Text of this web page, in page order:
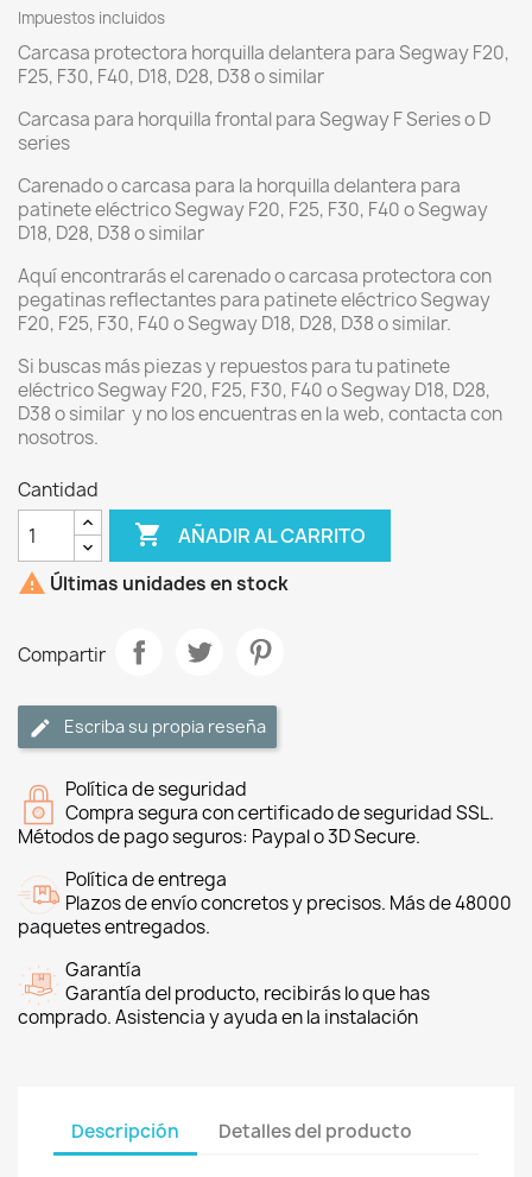
Impuestos incluidos
Carcasa protectora horquilla delantera para Segway F20,
F25, F30, F40, D18, D28, D38 o similar
Carcasa para horquilla frontal para Segway F Series o D
series
Carenado o carcasa para la horquilla delantera para
patinete eléctrico Segway F20, F25, F30, F40 o Segway
D18, D28, D38 o similar
Aquí encontrarás el carenado o carcasa protectora con
pegatinas reflectantes para patinete eléctrico Segway
F20, F25, F30, F40 o Segway D18, D28, D38 o similar.
Si buscas más piezas y repuestos para tu patinete
eléctrico Segway F20, F25, F30, F40 o Segway D18, D28,
D38 o similar y no los encuentras en la web, contacta con
nosotros.
Cantidad
 AÑADIR AL CARRITO
 Últimas unidades en stock
Compartir
Escriba su propia reseña
Política de seguridad
Compra segura con certificado de seguridad SSL.
Métodos de pago seguros: Paypal o 3D Secure.
Política de entrega
Plazos de envío concretos y precisos. Más de 48000
paquetes entregados.
Garantía
Garantía del producto, recibirás lo que has
comprado. Asistencia y ayuda en la instalación
Descripción Detalles del producto